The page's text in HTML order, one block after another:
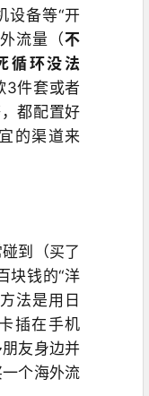
设备等“开
流量（不
循环没法
3件套或者
都配置好
的渠道来
到（买了
块钱的“洋
法是用日
插在手机
友身边并
个海外流